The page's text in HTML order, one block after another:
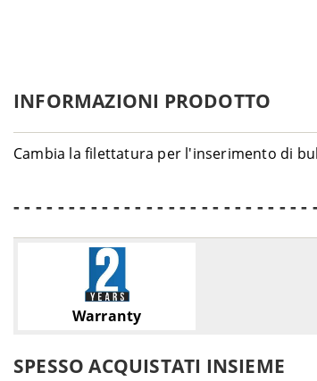
INFORMAZIONI PRODOTTO
Cambia la filettatura per l'inserimento di
- - - - - - - - - - - - - - - - - - - - - - - - - - -
Warranty
SPESSO ACQUISTATI INSIEME